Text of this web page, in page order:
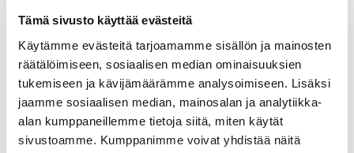
Tämä sivusto käyttää evästeitä
Käytämme evästeitä tarjoamamme sisällön ja mainosten
räätälöimiseen, sosiaalisen median ominaisuuksien
tukemiseen ja kävijämäärämme analysoimiseen. Lisäksi
jaamme sosiaalisen median, mainosalan ja analytiikka-
alan kumppaneillemme tietoja siitä, miten käytät
sivustoamme. Kumppanimme voivat yhdistää näitä
Länsi-Uudenmaan
riistanhoitoyhdistys
Uusimaa
040 658 2299
vastranylandsjvf@rhy.riista.fi